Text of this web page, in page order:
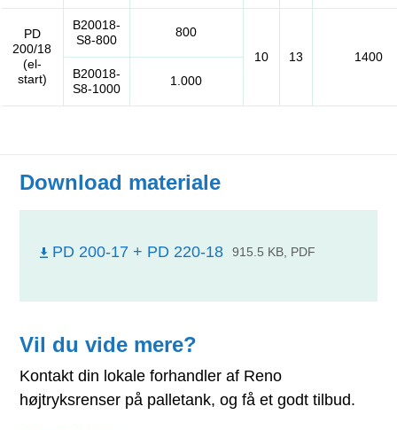
PD
200/18
(el-
start)
B20018-
S8-800
800
10
13
1400
B20018-
S8-1000
1.000
Download materiale
PD 200-17 + PD 220-18 915.5 KB, PDF
Vil du vide mere?
Kontakt din lokale forhandler af Reno
højtryksrenser på palletank, og få et godt tilbud.